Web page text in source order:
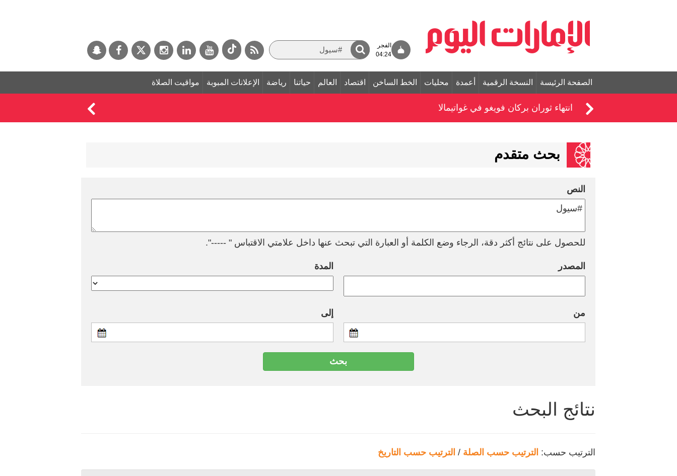
الفجر
04:24
الصفحة الرئيسة النسخة الرقمية أعمدة محليات الخط الساخن اقتصاد العالم حياتنا رياضة الإعلانات المبوبة مواقيت الصلاة
انتهاء ثوران بركان فويغو في غواتيمالا
بحث متقدم
النص
للحصول على نتائج أكثر دقة، الرجاء وضع الكلمة أو العبارة التي تبحث عنها داخل علامتي الاقتباس " -----".
المصدر المدة
من إلى
نتائج البحث
الترتيب حسب: الترتيب حسب الصلة / الترتيب حسب التاريخ